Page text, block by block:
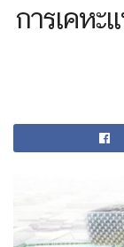
การเคหะ